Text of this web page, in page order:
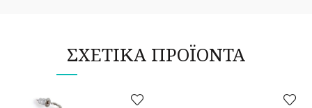
ΣΧΕΤΙΚΆ ΠΡΟΪΌΝΤΑ